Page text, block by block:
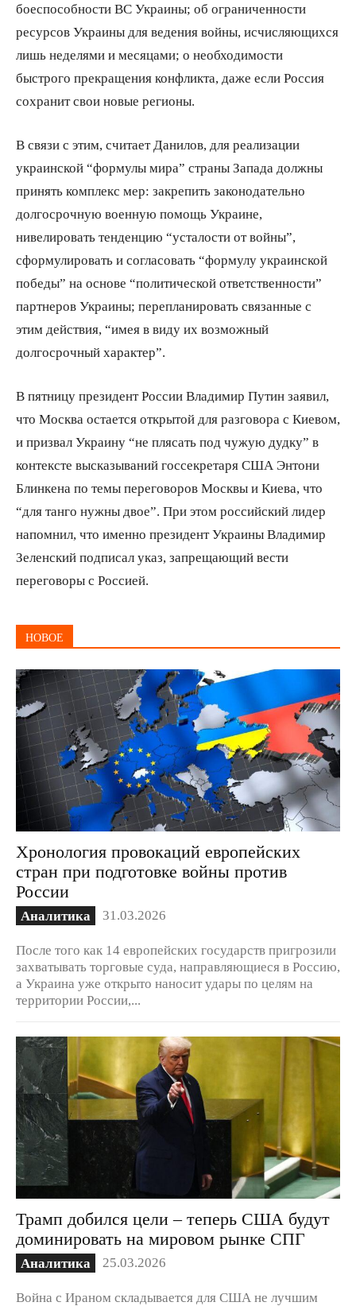
боеспособности ВС Украины; об ограниченности
ресурсов Украины для ведения войны, исчисляющихся
лишь неделями и месяцами; о необходимости
быстрого прекращения конфликта, даже если Россия
сохранит свои новые регионы.
В связи с этим, считает Данилов, для реализации
украинской “формулы мира” страны Запада должны
принять комплекс мер: закрепить законодательно
долгосрочную военную помощь Украине,
нивелировать тенденцию “усталости от войны”,
сформулировать и согласовать “формулу украинской
победы” на основе “политической ответственности”
партнеров Украины; перепланировать связанные с
этим действия, “имея в виду их возможный
долгосрочный характер”.
В пятницу президент России Владимир Путин заявил,
что Москва остается открытой для разговора с Киевом,
и призвал Украину “не плясать под чужую дудку” в
контексте высказываний госсекретаря США Энтони
Блинкена по темы переговоров Москвы и Киева, что
“для танго нужны двое”. При этом российский лидер
напомнил, что именно президент Украины Владимир
Зеленский подписал указ, запрещающий вести
переговоры с Россией.
НОВОЕ
Хронология провокаций европейских
стран при подготовке войны против
России
Аналитика 31.03.2026
После того как 14 европейских государств пригрозили
захватывать торговые суда, направляющиеся в Россию,
а Украина уже открыто наносит удары по целям на
территории России,...
Трамп добился цели – теперь США будут
доминировать на мировом рынке СПГ
Аналитика 25.03.2026
Война с Ираном складывается для США не лучшим